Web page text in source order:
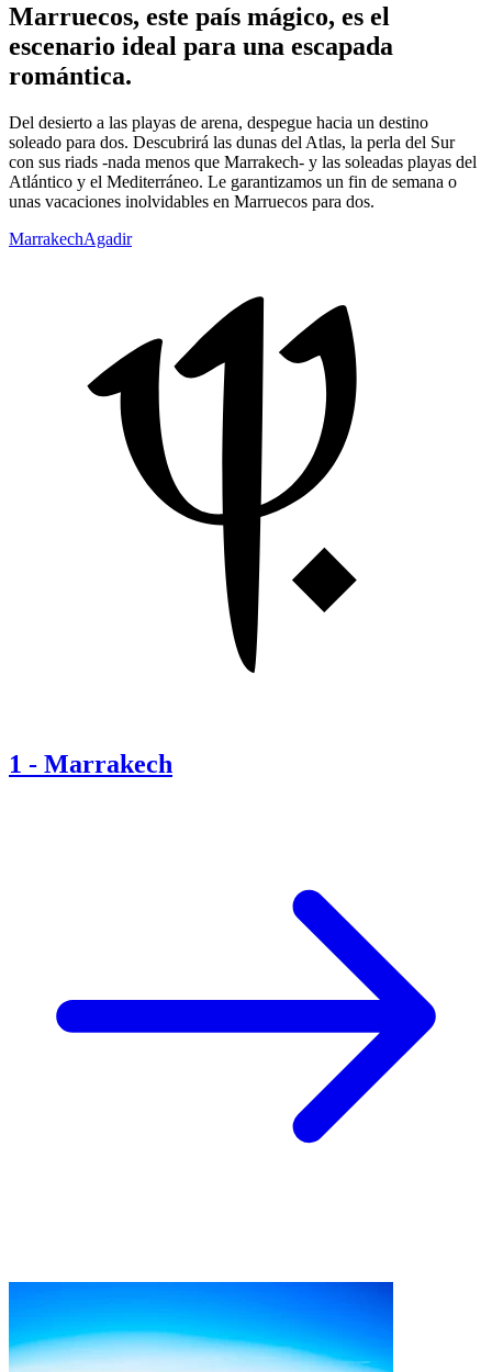
Marruecos, este país mágico, es el
escenario ideal para una escapada
romántica.
Del desierto a las playas de arena, despegue hacia un destino
soleado para dos. Descubrirá las dunas del Atlas, la perla del Sur
con sus riads -nada menos que Marrakech- y las soleadas playas del
Atlántico y el Mediterráneo. Le garantizamos un fin de semana o
unas vacaciones inolvidables en Marruecos para dos.
MarrakechAgadir
1 - Marrakech